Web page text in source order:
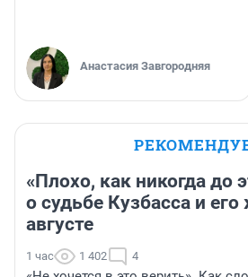
Анастасия Завгородняя
«Плохо, как никогда до
о судьбе Кузбасса и
августе
1 час 1 402 4